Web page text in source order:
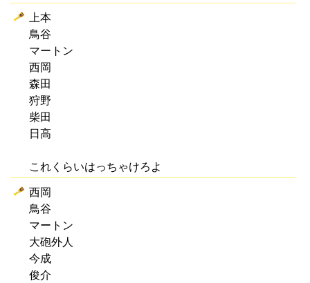
上本
鳥谷
マートン
西岡
森田
狩野
柴田
日高
これくらいはっちゃけろよ
西岡
鳥谷
マートン
大砲外人
今成
俊介